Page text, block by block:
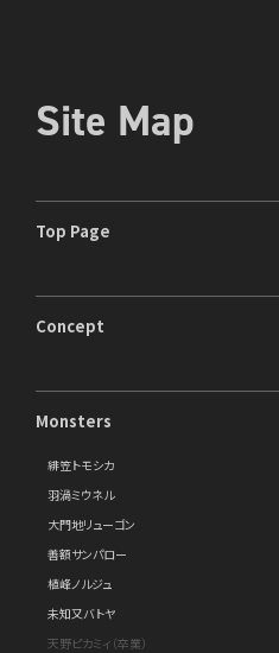
Site Map
Top Page
Concept
Monsters
緋笠トモシカ
羽渦ミウネル
大門地リューゴン
善額サンパロー
植峰ノルジュ
未知又バトヤ
天野ピカミィ（卒業）